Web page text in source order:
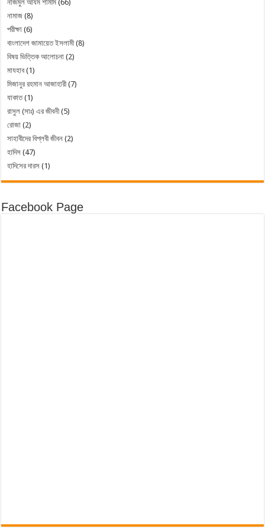
নাজমুল আযম শামীম (66)
নামাজ (8)
পরীক্ষা (6)
বাংলাদেশ জামায়েত ইসলামী(8)
বিষয় ভিত্তিক আলোচনা (2)
মাযহাব (1)
মিজানুর রহমান আজাহারী(7)
যাকাত(1)
রাসুল (সাঃ) এর জীবনী(5)
রোজা (2)
সাহাবীদের বিপ্লবী জীবন (2)
হাদিস (47)
হাদিসের দারস (1)
Facebook Page